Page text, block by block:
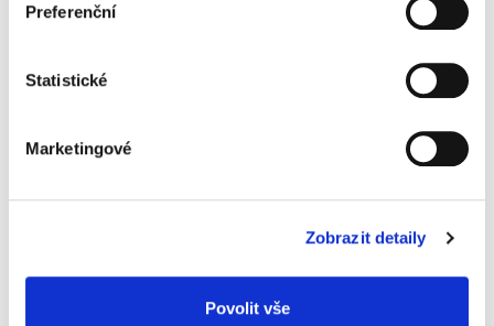
Preferenční
Statistické
Marketingové
Zobrazit detaily
Povolit vše
Popis
materiál karton
šířka hřbetu 150 mm
dodáváme v rozloženém stavu
Krabice archivační 150 mm, bílá